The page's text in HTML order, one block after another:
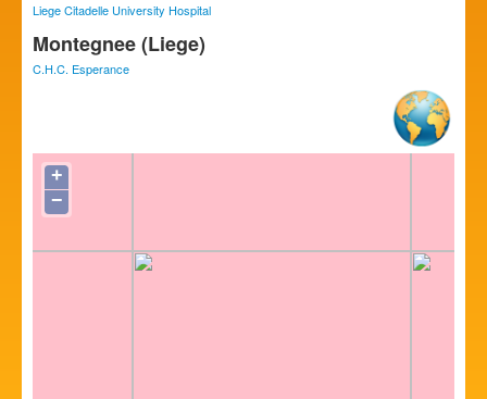
Liege Citadelle University Hospital
Montegnee (Liege)
C.H.C. Esperance
+
−